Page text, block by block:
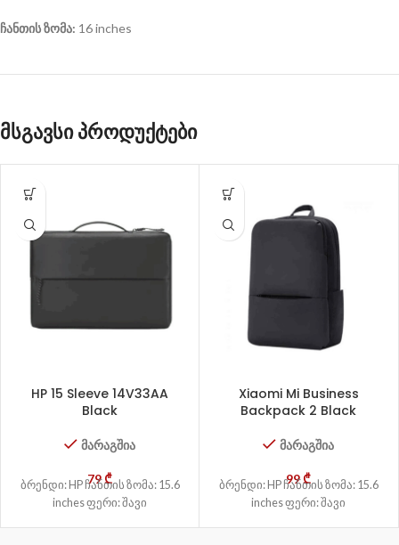
ჩანთის ზომა: 16 inches
მსგავსი პროდუქტები
HP 15 Sleeve 14V33AA
Black
მარაგშია
79₾
ბრენდი: HP ჩანთის ზომა: 15.6
inches ფერი: შავი
Xiaomi Mi Business
Backpack 2 Black
მარაგშია
99₾
ბრენდი: HP ჩანთის ზომა: 15.6
inches ფერი: შავი